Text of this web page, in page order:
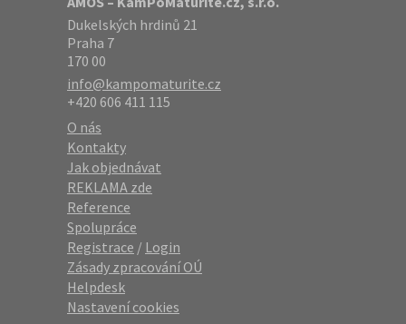
Dukelských hrdinů 21
Praha 7
170 00
info@kampomaturite.cz
+420 606 411 115
O nás
Kontakty
Jak objednávat
REKLAMA zde
Reference
Spolupráce
Registrace / Login
Zásady zpracování OÚ
Helpdesk
Nastavení cookies